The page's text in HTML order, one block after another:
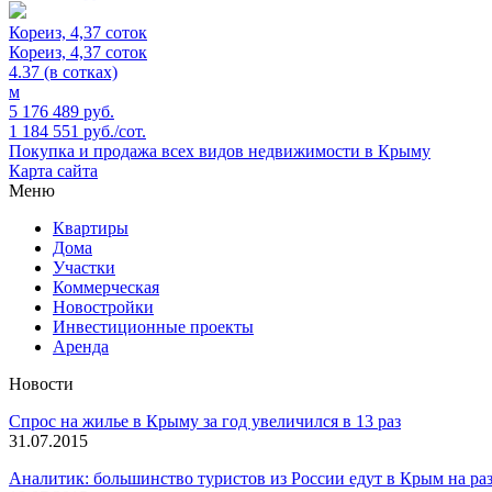
Кореиз, 4,37 соток
Кореиз, 4,37 соток
4.37 (в сотках)
м
5 176 489 руб.
1 184 551 руб./сот.
Покупка и продажа всех видов недвижимости в Крыму
Карта сайта
Меню
Квартиры
Дома
Участки
Коммерческая
Новостройки
Инвестиционные проекты
Аренда
Новости
Спрос на жилье в Крыму за год увеличился в 13 раз
31.07.2015
Аналитик: большинство туристов из России едут в Крым на